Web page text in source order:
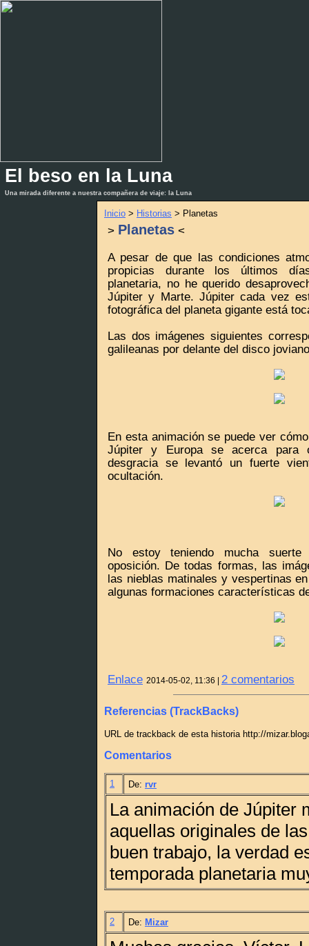
El beso en la Luna
Una mirada diferente a nuestra compañera de viaje: la Luna
Inicio > Historias > Planetas
> Planetas <
A pesar de que las condiciones
propicias durante los últimos
planetaria, no he querido
Júpiter y Marte. Júpiter cada vez
fotográfica del planeta gigante está
Las dos imágenes siguientes
galileanas por delante del disco
En esta animación se puede ver
Júpiter y Europa se acerca para
desgracia se levantó un fuerte
ocultación.
No estoy teniendo mucha
oposición. De todas formas, las
las nieblas matinales y vespertinas
algunas formaciones características
Enlace 2014-05-02, 11:36 | 2 comentarios
Referencias (TrackBacks)
URL de trackback de esta historia http://
Comentarios
1 De: rvr
La animación de Júpiter
aquellas originales de
buen trabajo, la verdad
temporada planetaria
2 De: Mizar